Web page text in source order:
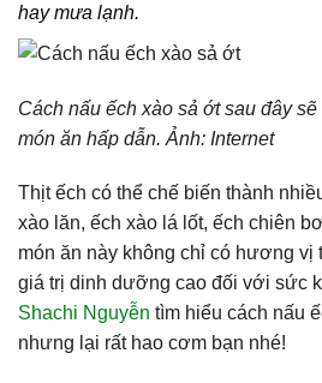
hay mưa lạnh.
Cách nấu ếch xào sả ớt sau đây
món ăn hấp dẫn. Ảnh: Internet
Thịt ếch có thể chế biến thành
xào lăn, ếch xào lá lốt, ếch chiên
món ăn này không chỉ có hương vị
giá trị dinh dưỡng cao đối với sức
Shachi Nguyễn tìm hiểu cách nấu
nhưng lại rất hao cơm bạn nhé!